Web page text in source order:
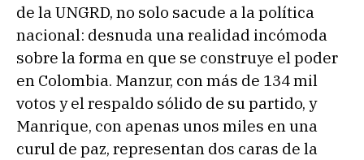
de la UNGRD, no solo sacude a la política
nacional: desnuda una realidad incómoda
sobre la forma en que se construye el poder
en Colombia. Manzur, con más de 134 mil
votos y el respaldo sólido de su partido, y
Manrique, con apenas unos miles en una
curul de paz, representan dos caras de la